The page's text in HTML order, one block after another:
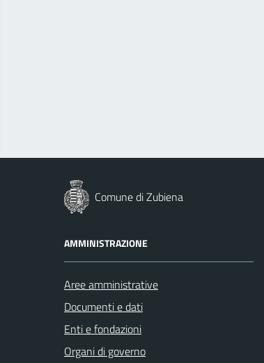
Comune di Zubiena
AMMINISTRAZIONE
Aree amministrative
Documenti e dati
Enti e fondazioni
Organi di governo